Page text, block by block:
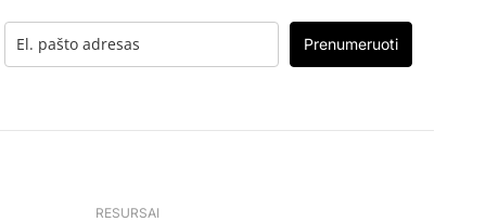
Prenumeruoti
RESURSAI